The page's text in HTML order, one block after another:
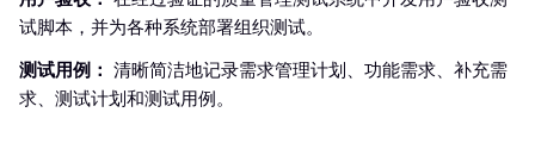
试脚本，并为各种系统部署组织测试。
测试用例： 清晰简洁地记录需求管理计划、功能需求、补充需
求、测试计划和测试用例。